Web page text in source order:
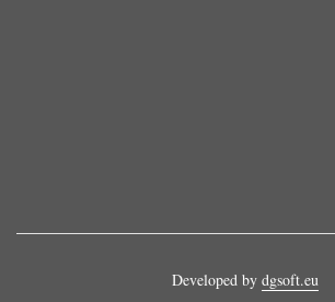
Developed by dgsoft.eu